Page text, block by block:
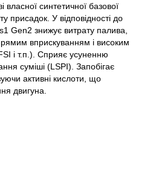
синтетичної базової
присадок. У відповідності до
Gen2 знижує витрату палива,
вприскуванням і високим
і т.п.). Сприяє усуненню
суміші (LSPI). Запобігає
активні кислоти, що
двигуна.